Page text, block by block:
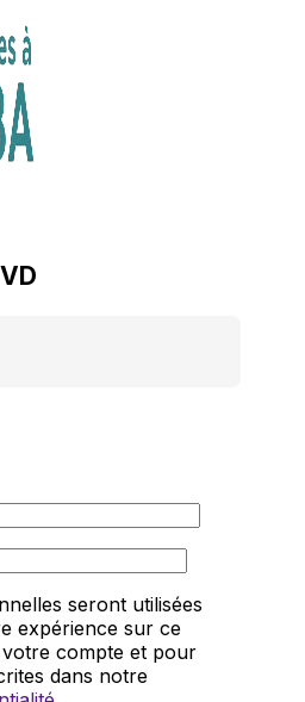
seront utilisées
expérience sur ce
votre compte et pour
dans notre